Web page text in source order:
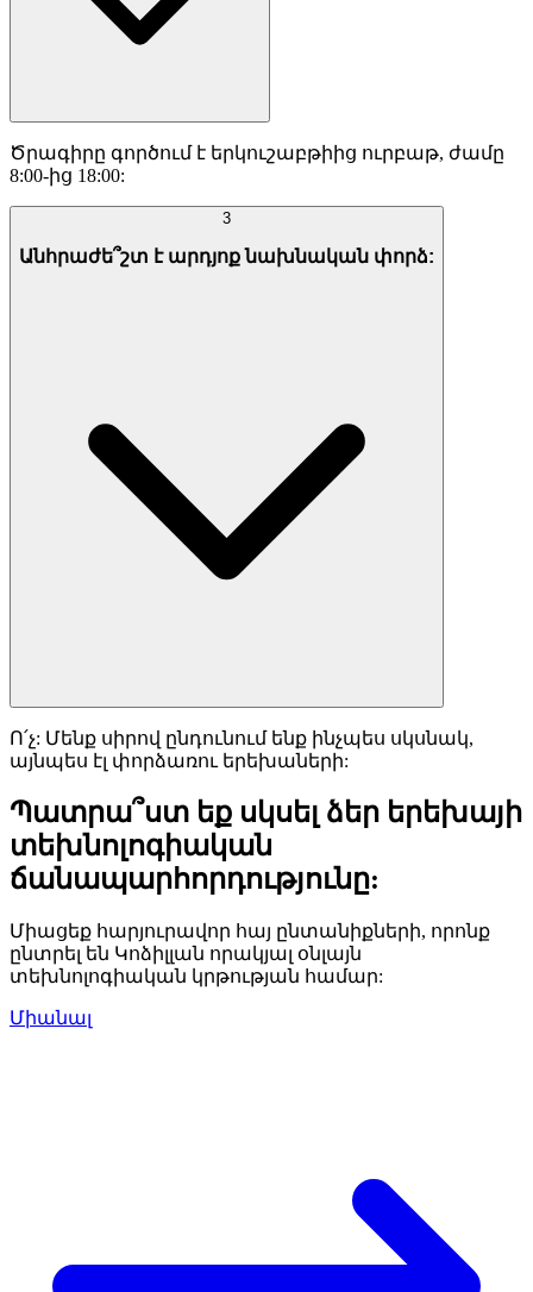
Ծրագիրը գործում է երկուշաբթիից ուրբաթ, ժամը
8:00-ից 18:00:
3
Անհրաժե՞շտ է արդյոք նախնական փորձ:
Ո՛չ: Մենք սիրով ընդունում ենք ինչպես սկսնակ,
այնպես էլ փորձառու երեխաների:
Պատրա՞ստ եք սկսել ձեր երեխայի
տեխնոլոգիական
ճանապարհորդությունը:
Միացեք հարյուրավոր հայ ընտանիքների, որոնք
ընտրել են Կոձիլլան որակյալ օնլայն
տեխնոլոգիական կրթության համար:
Միանալ